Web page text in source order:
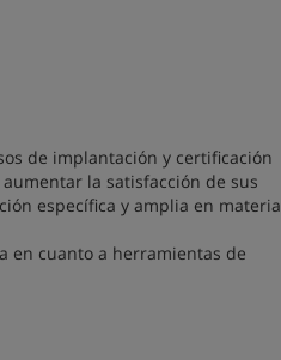
de implantación y certificación
la satisfacción de sus
específica y amplia en materia
en cuanto a herramientas de